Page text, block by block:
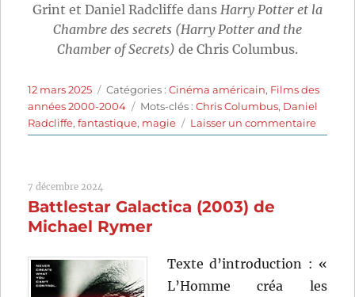
Grint et Daniel Radcliffe dans Harry Potter et la
Chambre des secrets (Harry Potter and the
Chamber of Secrets) de Chris Columbus.
Publié
le
12 mars 2025 Catégories
Catégories :Cinéma américain, Films des
années 2000-2004
Étiquettes
Mots-clés :Chris Columbus, Daniel
Radcliffe,fantastique, magie Laisser un commentairesur
Harry
de
Chris
7 décembre 2024
Battlestar Galactica (2003) de
Michael Rymer
Texte d’introduction : «
L’Homme créa les